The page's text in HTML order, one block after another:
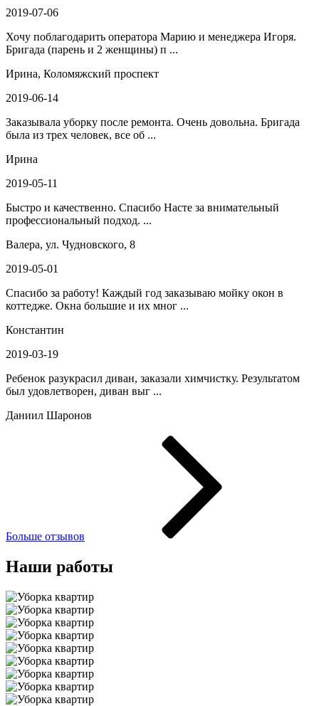
2019-07-06
Хочу поблагодарить оператора Марию и менеджера Игоря.
Бригада (парень и 2 женщины) п ...
Ирина, Коломяжский проспект
2019-06-14
Заказывала уборку после ремонта. Очень довольна. Бригада
была из трех человек, все об ...
Ирина
2019-05-11
Быстро и качественно. Спасибо Насте за внимательный
профессиональный подход. ...
Валера, ул. Чудновского, 8
2019-05-01
Спасибо за работу! Каждый год заказываю мойку окон в
коттедже. Окна большие и их мног ...
Константин
2019-03-19
Ребенок разукрасил диван, заказали химчистку. Результатом
был удовлетворен, диван выг ...
Даниил Шаронов
Больше отзывов
Наши работы